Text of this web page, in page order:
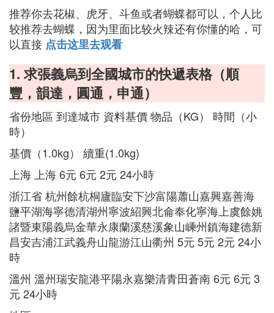
推荐你去花椒、虎牙、斗鱼或者蝴蝶都可以，个人比
较推荐去蝴蝶，因为里面比较火辣还有你懂的哈，可
以直接 点击这里去观看
1. 求張義烏到全國城市的快遞表格（順
豐，韻達，圓通，申通）
省份地區 到達城市 資料基價 物品（KG） 時間（小
時）
基價（1.0kg） 續重(1.0kg)
上海 上海 6元 6元 2元 24小時
浙江省 杭州餘杭桐廬臨安下沙富陽蕭山嘉興嘉善海
鹽平湖海寧德清湖州寧波紹興北侖奉化寧海上虞餘姚
諸暨東陽義烏金華永康蘭溪慈溪象山嵊州鎮海建德新
昌安吉浦江武義舟山龍游江山衢州 5元 5元 2元 24小
時
溫州 溫州瑞安龍港平陽永嘉樂清青田蒼南 6元 6元 3
元 24小時